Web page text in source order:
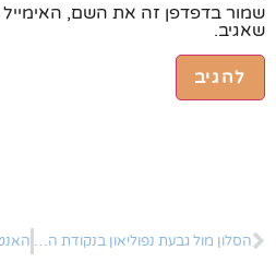
שמור בדפדפן זה את השם,
שאגיב.
הסלון מול גבעת נפוליאון בנקודת הזמן הזו